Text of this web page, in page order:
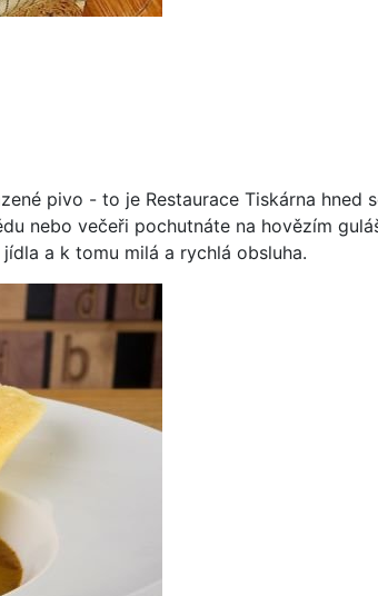
pivo - to je Restaurace Tiskárna hned
nebo večeři pochutnáte na hovězím
a k tomu milá a rychlá obsluha.